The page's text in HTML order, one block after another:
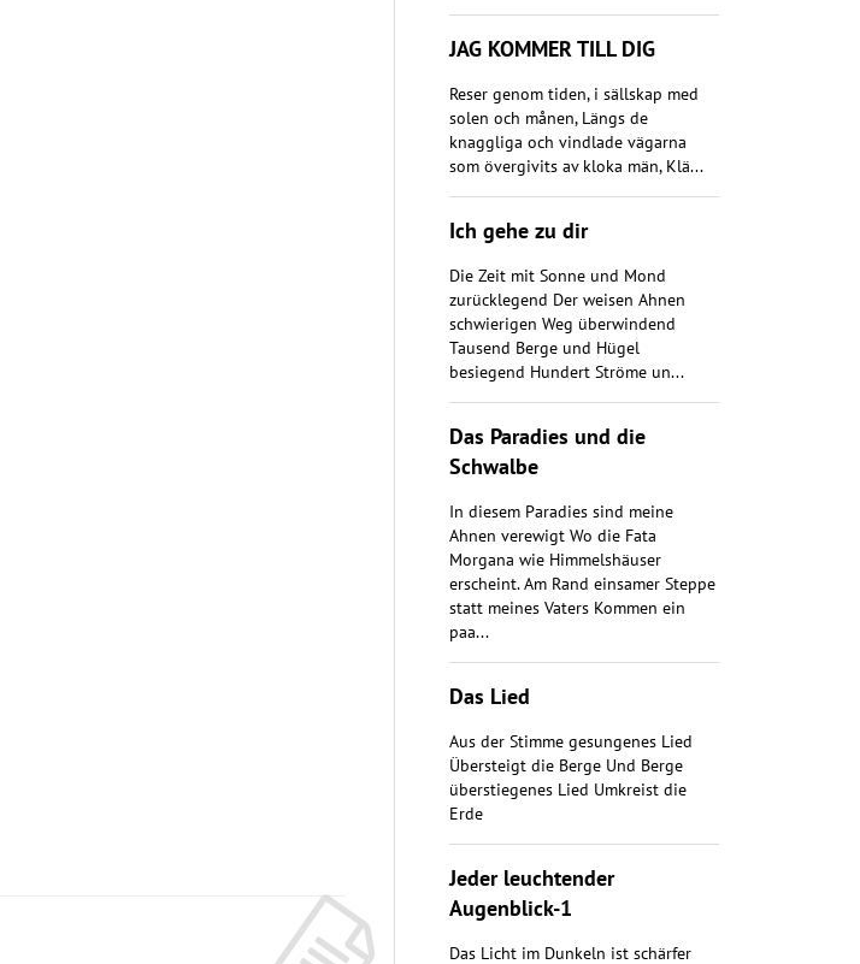
JAG KOMMER TILL DIG
Reser genom tiden, i sällskap med
solen och månen, Längs de
knaggliga och vindlade vägarna
som övergivits av kloka män, Klä...
Ich gehe zu dir
Die Zeit mit Sonne und Mond
zurücklegend Der weisen Ahnen
schwierigen Weg überwindend
Tausend Berge und Hügel
besiegend Hundert Ströme un...
Das Paradies und die
Schwalbe
In diesem Paradies sind meine
Ahnen verewigt Wo die Fata
Morgana wie Himmelshäuser
erscheint. Am Rand einsamer Steppe
statt meines Vaters Kommen ein
paa...
Das Lied
Aus der Stimme gesungenes Lied
Übersteigt die Berge Und Berge
überstiegenes Lied Umkreist die
Erde
Jeder leuchtender
Augenblick-1
Das Licht im Dunkeln ist schärfer